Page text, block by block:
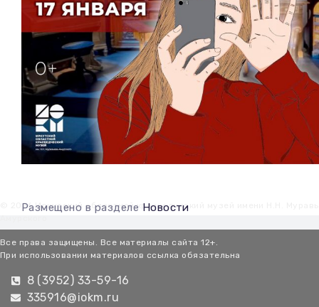
Размещено в разделе Новости
© 2026 Иркутский областной краеведческий музей имени Н.Н.
Все права защищены. Все материалы сайта 12+.
При использовании материалов ссылка обязательна
8 (3952) 33-59-16
335916@iokm.ru